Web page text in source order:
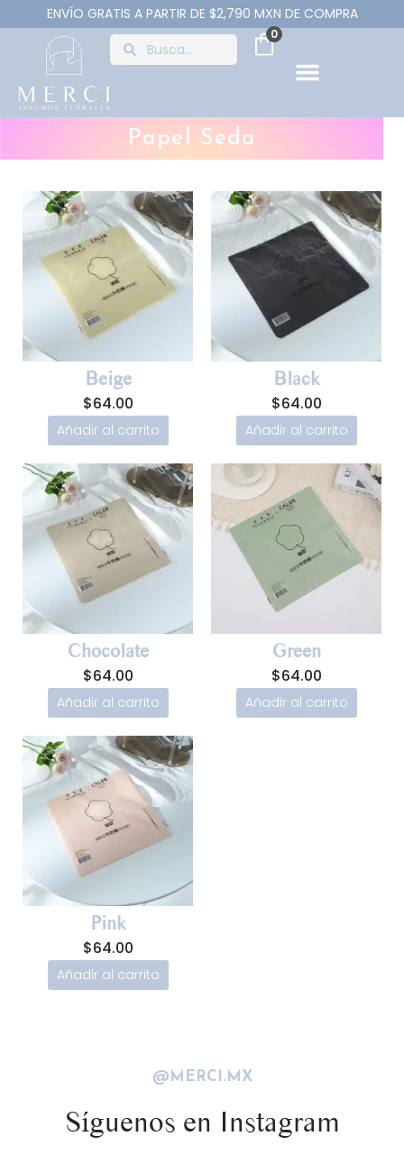
ENVÍO GRATIS A PARTIR DE $2,790 MXN DE COMPRA
0
Papel Seda
Beige
$64.00
Añadir al carrito
Black
$64.00
Añadir al carrito
Chocolate
$64.00
Añadir al carrito
Green
$64.00
Añadir al carrito
Pink
$64.00
Añadir al carrito
@MERCI.MX
Síguenos en Instagram